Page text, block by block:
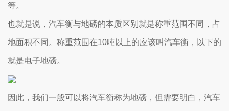
等。
也就是说，汽车衡与地磅的本质区别就是称重范围不同，占
地面积不同。称重范围在10吨以上的应该叫汽车衡，以下的
就是电子地磅。
因此，我们一般可以将汽车衡称为地磅，但需要明白，汽车